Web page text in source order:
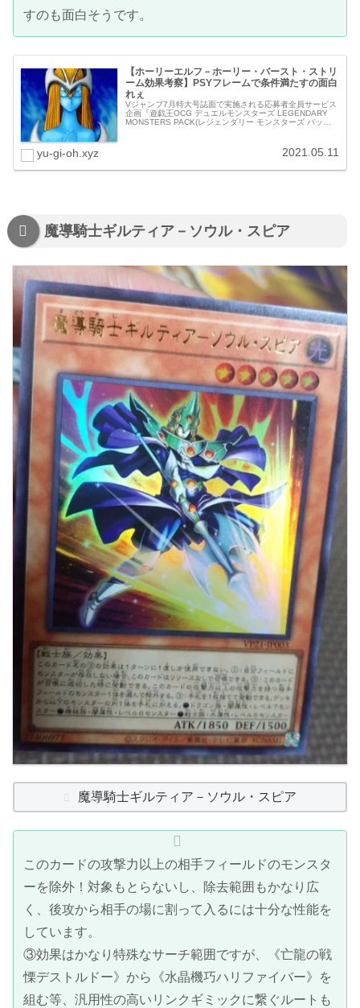
すのも面白そうです。
【ホーリーエルフ－ホーリー・バースト・ストリ
ーム効果考察】PSYフレームで条件満たすの面白
れぇ
Vジャンプ7月特大号誌面で実施される応募者全員サービス
企画『遊戯王OCG デュエルモンスターズ LEGENDARY
MONSTERS PACK(レジェンダリー モンスターズ パッ
yu-gi-oh.xyz 2021.05.11
魔導騎士ギルティア－ソウル・スピア
魔導騎士ギルティア－ソウル・スピア
このカードの攻撃力以上の相手フィールドのモンスタ
ーを除外！対象もとらないし、除去範囲もかなり広
く、後攻から相手の場に割って入るには十分な性能を
しています。
③効果はかなり特殊なサーチ範囲ですが、《亡龍の戦
慄デストルドー》から《水晶機巧ハリファイバー》を
組む等、汎用性の高いリンクギミックに繋ぐルートも